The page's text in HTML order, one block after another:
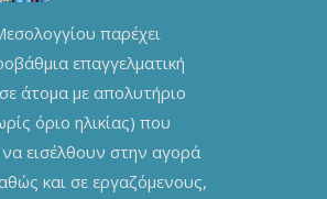
παρέχει
επαγγελματική
άτομα με απολυτήριο
όριο ηλικίας) που
εισέλθουν στην αγορά
και σε εργαζόμενους,